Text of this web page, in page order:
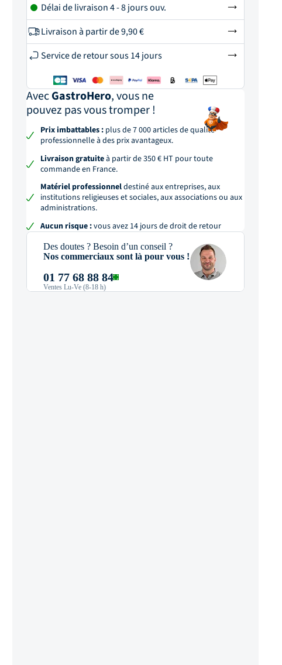
Délai de livraison 4 - 8 jours ouv.
Livraison à partir de9,90 €
Service de retour sous 14 jours
AvecGastroHero, vous ne
pouvez pas vous tromper !
Prix imbattables :plus de 7 000 articles de qualité
professionnelle à des prix avantageux.
Livraison gratuiteà partir de 350 € HT pour toute
commande en France.
Matériel professionneldestiné aux entreprises, aux
institutions religieuses et sociales, aux associations ou aux
administrations.
Aucun risque :vous avez 14 jours de droit de retour
Des doutes ? Besoin d’un conseil ?
Nos commerciaux sont là pour vous !
01 77 68 88 84
Ventes Lu-Ve (8-18 h)